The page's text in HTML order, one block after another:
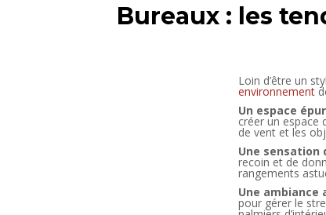
Bureaux : les
Loin d’être un
environnement
Un espace
créer un espace
de vent et les
Une sensation
recoin et de
rangements
Une ambiance
pour gérer le